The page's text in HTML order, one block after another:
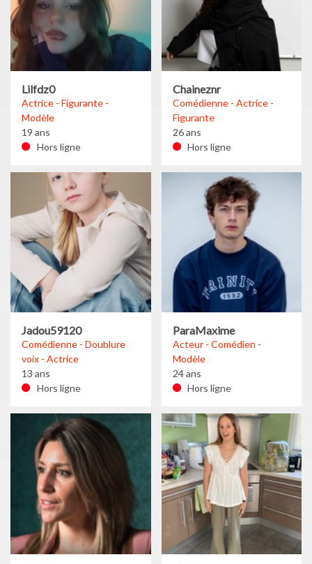
Lilfdz0
Actrice - Figurante -
Modèle
19 ans
Hors ligne
Chaineznr
Comédienne - Actrice -
Figurante
26 ans
Hors ligne
Jadou59120
Comédienne - Doublure
voix - Actrice
13 ans
Hors ligne
ParaMaxime
Acteur - Comédien -
Modèle
24 ans
Hors ligne